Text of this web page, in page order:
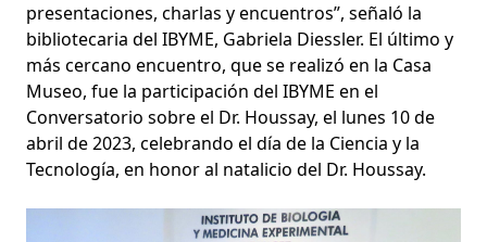
presentaciones, charlas y encuentros”, señaló la
bibliotecaria del IBYME, Gabriela Diessler. El último y
más cercano encuentro, que se realizó en la Casa
Museo, fue la participación del IBYME en el
Conversatorio sobre el Dr. Houssay, el lunes 10 de
abril de 2023, celebrando el día de la Ciencia y la
Tecnología, en honor al natalicio del Dr. Houssay.